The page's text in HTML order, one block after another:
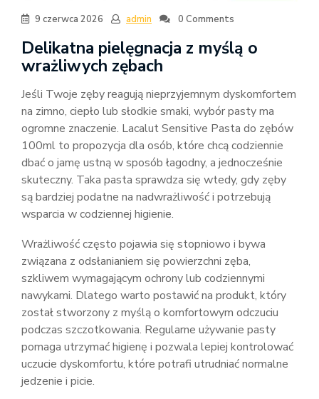
9 czerwca 2026 admin 0 Comments
Delikatna pielęgnacja z myślą o
wrażliwych zębach
Jeśli Twoje zęby reagują nieprzyjemnym dyskomfortem
na zimno, ciepło lub słodkie smaki, wybór pasty ma
ogromne znaczenie. Lacalut Sensitive Pasta do zębów
100ml to propozycja dla osób, które chcą codziennie
dbać o jamę ustną w sposób łagodny, a jednocześnie
skuteczny. Taka pasta sprawdza się wtedy, gdy zęby
są bardziej podatne na nadwrażliwość i potrzebują
wsparcia w codziennej higienie.
Wrażliwość często pojawia się stopniowo i bywa
związana z odsłanianiem się powierzchni zęba,
szkliwem wymagającym ochrony lub codziennymi
nawykami. Dlatego warto postawić na produkt, który
został stworzony z myślą o komfortowym odczuciu
podczas szczotkowania. Regularne używanie pasty
pomaga utrzymać higienę i pozwala lepiej kontrolować
uczucie dyskomfortu, które potrafi utrudniać normalne
jedzenie i picie.